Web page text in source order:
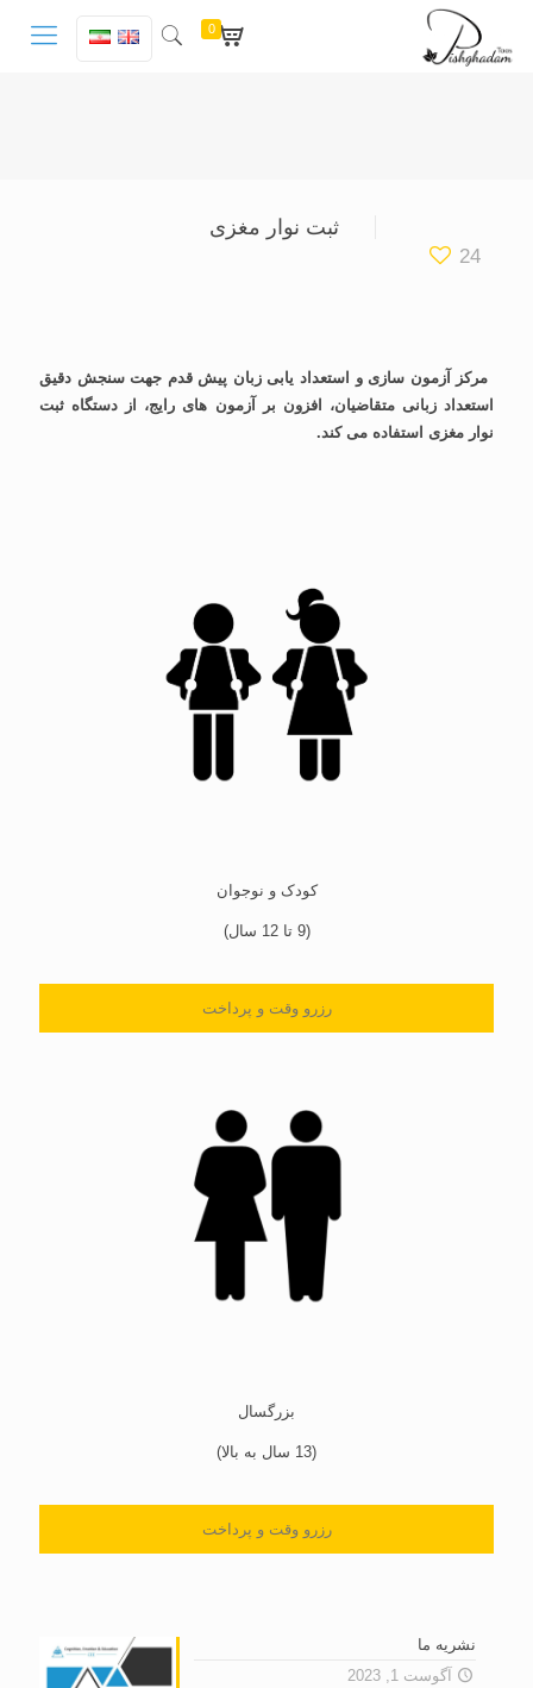
0
24
ثبت نوار مغزی
‎ مرکز آزمون سازی و استعداد یابی زبان پیش قدم جهت سنجش دقیق
استعداد زبانی متقاضیان، افزون بر آزمون های رایج، از دستگاه ثبت
نوار مغزی استفاده می کند.
کودک و نوجوان
(9 تا 12 سال)
رزرو وقت و پرداخت
بزرگسال
(13 سال به بالا)
رزرو وقت و پرداخت
نشریه ما
آگوست 1, 2023